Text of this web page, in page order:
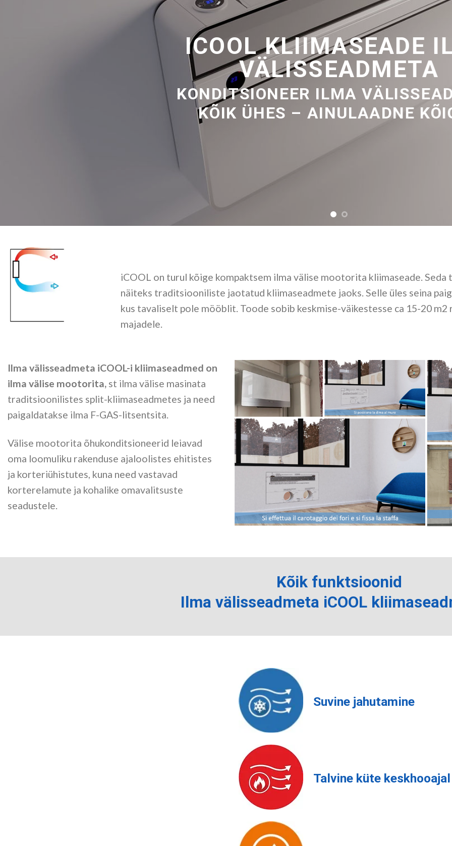
ICOOL KLIIMASEADE
VÄLISSEADMETA
KONDITSIONEER ILMA
KÕIK ÜHES – AINULAADNE
iCOOL on turul kõige kompaktsem ilma välise mootorita kliimaseade.
näiteks traditsiooniliste jaotatud kliimaseadmete jaoks. Selle üles seina
kus tavaliselt pole mööblit. Toode sobib keskmise-väikestesse ca 15-20
majadele.
Ilma välisseadmeta iCOOL-i kliimaseadmed on
ilma välise mootorita, st ilma välise masinata
traditsioonilistes split-kliimaseadmetes ja need
paigaldatakse ilma F-GAS-litsentsita.
Välise mootorita õhukonditsioneerid leiavad
oma loomuliku rakenduse ajaloolistes ehitistes
ja korteriühistutes, kuna need vastavad
korterelamute ja kohalike omavalitsuste
seadustele.
Kõik funktsioonid
Ilma välisseadmeta iCOOL
Suvine jahutamine
Talvine küte keskhooajal